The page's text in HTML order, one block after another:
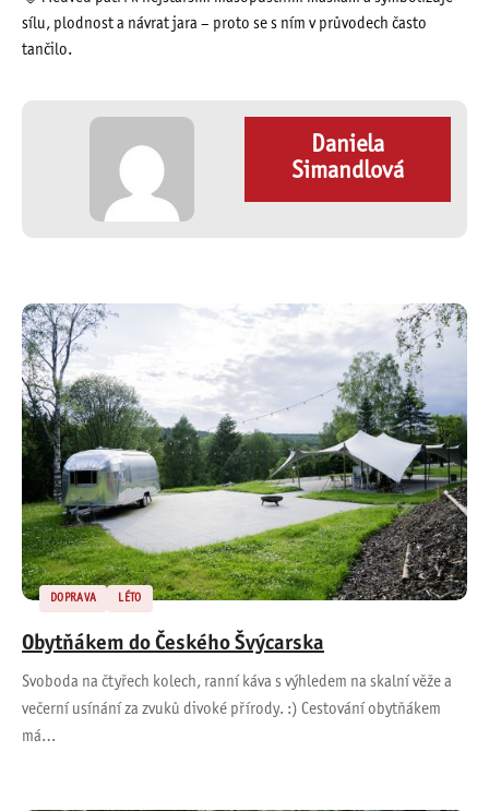
sílu, plodnost a návrat jara – proto se s ním v průvodech často
tančilo.
Daniela
Simandlová
DOPRAVA LÉTO
Obytňákem do Českého Švýcarska
Svoboda na čtyřech kolech, ranní káva s výhledem na skalní věže a
večerní usínání za zvuků divoké přírody. :) Cestování obytňákem
má…